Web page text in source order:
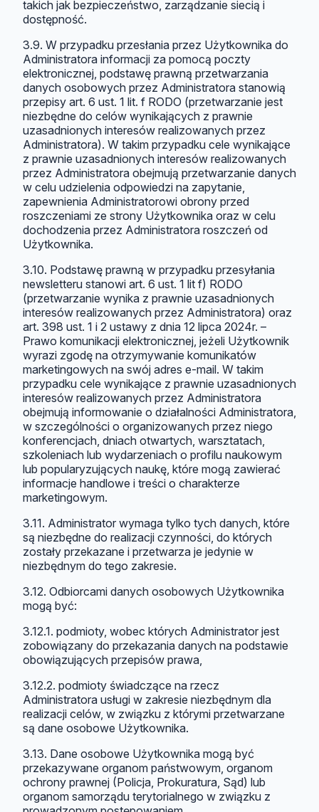
takich jak bezpieczeństwo, zarządzanie siecią i
dostępność.
3.9. W przypadku przesłania przez Użytkownika do
Administratora informacji za pomocą poczty
elektronicznej, podstawę prawną przetwarzania
danych osobowych przez Administratora stanowią
przepisy art. 6 ust. 1 lit. f RODO (przetwarzanie jest
niezbędne do celów wynikających z prawnie
uzasadnionych interesów realizowanych przez
Administratora). W takim przypadku cele wynikające
z prawnie uzasadnionych interesów realizowanych
przez Administratora obejmują przetwarzanie danych
w celu udzielenia odpowiedzi na zapytanie,
zapewnienia Administratorowi obrony przed
roszczeniami ze strony Użytkownika oraz w celu
dochodzenia przez Administratora roszczeń od
Użytkownika.
3.10. Podstawę prawną w przypadku przesyłania
newsletteru stanowi art. 6 ust. 1 lit f) RODO
(przetwarzanie wynika z prawnie uzasadnionych
interesów realizowanych przez Administratora) oraz
art. 398 ust. 1 i 2 ustawy z dnia 12 lipca 2024r. –
Prawo komunikacji elektronicznej, jeżeli Użytkownik
wyrazi zgodę na otrzymywanie komunikatów
marketingowych na swój adres e-mail. W takim
przypadku cele wynikające z prawnie uzasadnionych
interesów realizowanych przez Administratora
obejmują informowanie o działalności Administratora,
w szczególności o organizowanych przez niego
konferencjach, dniach otwartych, warsztatach,
szkoleniach lub wydarzeniach o profilu naukowym
lub popularyzujących naukę, które mogą zawierać
informacje handlowe i treści o charakterze
marketingowym.
3.11. Administrator wymaga tylko tych danych, które
są niezbędne do realizacji czynności, do których
zostały przekazane i przetwarza je jedynie w
niezbędnym do tego zakresie.
3.12. Odbiorcami danych osobowych Użytkownika
mogą być:
3.12.1. podmioty, wobec których Administrator jest
zobowiązany do przekazania danych na podstawie
obowiązujących przepisów prawa,
3.12.2. podmioty świadczące na rzecz
Administratora usługi w zakresie niezbędnym dla
realizacji celów, w związku z którymi przetwarzane
są dane osobowe Użytkownika.
3.13. Dane osobowe Użytkownika mogą być
przekazywane organom państwowym, organom
ochrony prawnej (Policja, Prokuratura, Sąd) lub
organom samorządu terytorialnego w związku z